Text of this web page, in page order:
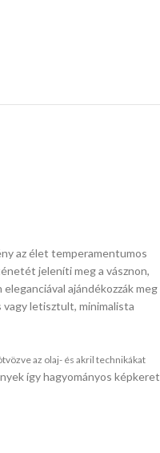
az élet temperamentumos
jeleníti meg a vásznon,
ajándékozzák meg
letisztult, minimalista
az olaj- és akril technikákat
így hagyományos képkeret